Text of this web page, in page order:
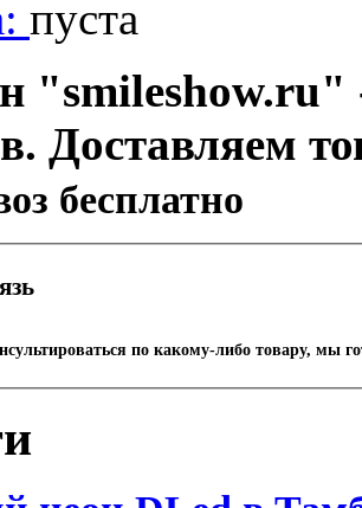
пуста
"smileshow.ru"
Доставляем
бесплатно
по какому-либо товару, мы